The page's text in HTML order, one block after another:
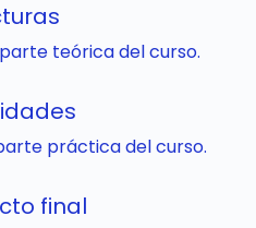
teórica del curso.
práctica del curso.
final